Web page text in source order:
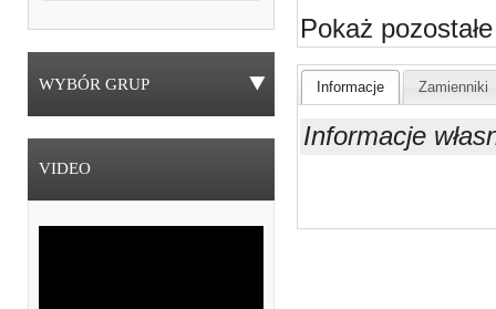
WYBÓR GRUP
VIDEO
Pokaż pozostałe
Informacje Zamienniki
Informacje